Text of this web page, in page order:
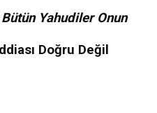
Yahudiler Onun
Doğru Değil